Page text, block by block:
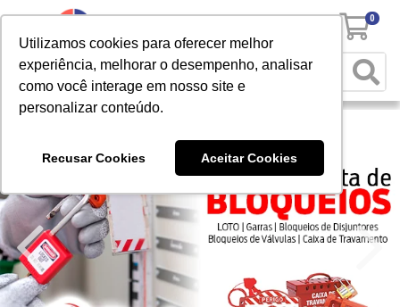
Utilizamos cookies para oferecer melhor
experiência, melhorar o desempenho, analisar
como você interage em nosso site e
personalizar conteúdo.
Recusar Cookies Aceitar Cookies
0